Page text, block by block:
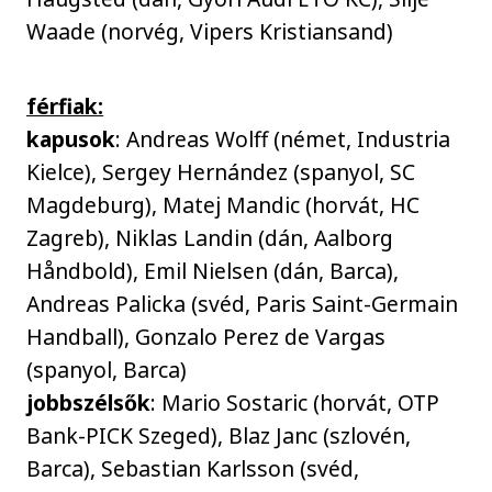
Waade (norvég, Vipers Kristiansand)
férfiak:
kapusok: Andreas Wolff (német, Industria
Kielce), Sergey Hernández (spanyol, SC
Magdeburg), Matej Mandic (horvát, HC
Zagreb), Niklas Landin (dán, Aalborg
Håndbold), Emil Nielsen (dán, Barca),
Andreas Palicka (svéd, Paris Saint-Germain
Handball), Gonzalo Perez de Vargas
(spanyol, Barca)
jobbszélsők: Mario Sostaric (horvát, OTP
Bank-PICK Szeged), Blaz Janc (szlovén,
Barca), Sebastian Karlsson (svéd,